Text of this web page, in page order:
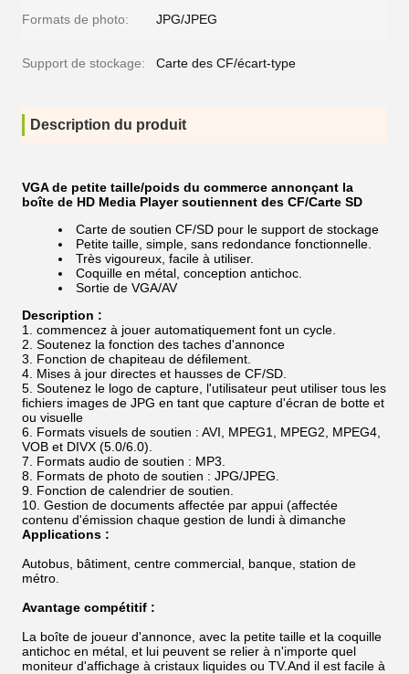
Formats de photo: JPG/JPEG
Support de stockage: Carte des CF/écart-type
Description du produit
VGA de petite taille/poids du commerce annonçant la
boîte de HD Media Player soutiennent des CF/Carte SD
Carte de soutien CF/SD pour le support de stockage
Petite taille, simple, sans redondance fonctionnelle.
Très vigoureux, facile à utiliser.
Coquille en métal, conception antichoc.
Sortie de VGA/AV
Description :
commencez à jouer automatiquement font un cycle.
Soutenez la fonction des taches d'annonce
Fonction de chapiteau de défilement.
Mises à jour directes et hausses de CF/SD.
Soutenez le logo de capture, l'utilisateur peut utiliser tous les
fichiers images de JPG en tant que capture d'écran de botte et
ou visuelle
Formats visuels de soutien : AVI, MPEG1, MPEG2, MPEG4,
VOB et DIVX (5.0/6.0).
Formats audio de soutien : MP3.
Formats de photo de soutien : JPG/JPEG.
Fonction de calendrier de soutien.
Gestion de documents affectée par appui (affectée
contenu d'émission chaque gestion de lundi à dimanche
Applications :
Autobus, bâtiment, centre commercial, banque, station de
métro.
Avantage compétitif :
La boîte de joueur d'annonce, avec la petite taille et la coquille
antichoc en métal, et lui peuvent se relier à n'importe quel
moniteur d'affichage à cristaux liquides ou TV.And il est facile à